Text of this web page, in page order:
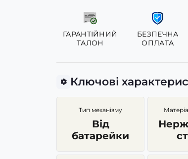
ГАРАНТІЙНИЙ
ТАЛОН
БЕЗПЕЧНА
ОПЛАТА
Ключові
Тип механізму
Від
батарейки